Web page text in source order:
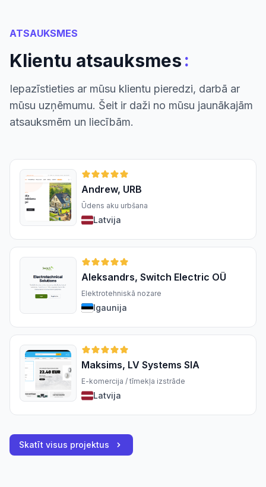
ATSAUKSMES
Klientu atsauksmes:
Iepazīstieties ar mūsu klientu pieredzi, darbā ar
mūsu uzņēmumu. Šeit ir daži no mūsu jaunākajām
atsauksmēm un liecībām.
Andrew, URB
Ūdens aku urbšana
Latvija
Aleksandrs, Switch Electric OÜ
Elektrotehniskā nozare
Igaunija
Maksims, LV Systems SIA
E-komercija / tīmekļa izstrāde
Latvija
Skatīt visus projektus